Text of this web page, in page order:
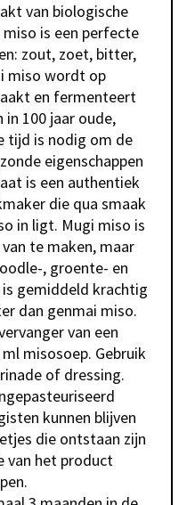
van biologische
is een perfecte
zout, zoet, bitter,
miso wordt op
en fermenteert
in 100 jaar oude,
tijd is nodig om de
eigenschappen
is een authentiek
die qua smaak
in ligt. Mugi miso is
te maken, maar
, groente- en
gemiddeld krachtig
dan genmai miso.
van een
misosoep. Gebruik
of dressing.
kunnen blijven
die ontstaan zijn
van het product